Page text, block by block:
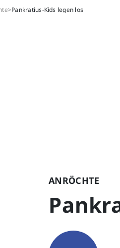
>Pankratius-Kids legen los
ANRÖCHTE